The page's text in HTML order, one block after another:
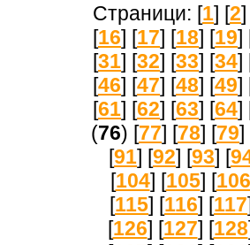
Страници: [1] [2
[16] [17] [18] [19]
[31] [32] [33] [34]
[46] [47] [48] [49]
[61] [62] [63] [64]
(76) [77] [78] [79]
[91] [92] [93] [
[104] [105] [106
[115] [116] [117
[126] [127] [128